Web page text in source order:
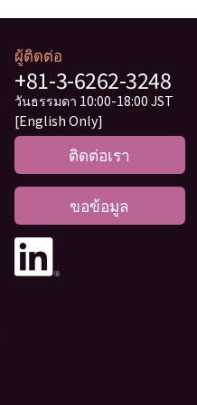
ผู้ติดต่อ
+81-3-6262-3248
วันธรรมดา 10:00-18:00 JST
[English Only]
ติดต่อเรา
ขอข้อมูล